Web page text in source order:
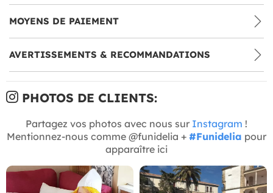
MOYENS DE PAIEMENT
AVERTISSEMENTS & RECOMMANDATIONS
PHOTOS DE CLIENTS:
Partagez vos photos avec nous sur Instagram !
Mentionnez-nous comme @funidelia + #Funidelia pour
apparaître ici